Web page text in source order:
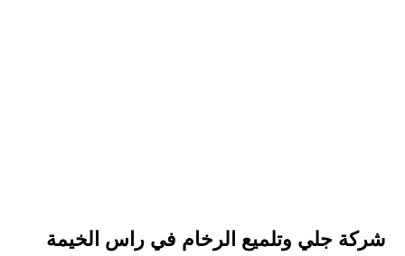
شركة جلي وتلميع الرخام في راس الخيمة